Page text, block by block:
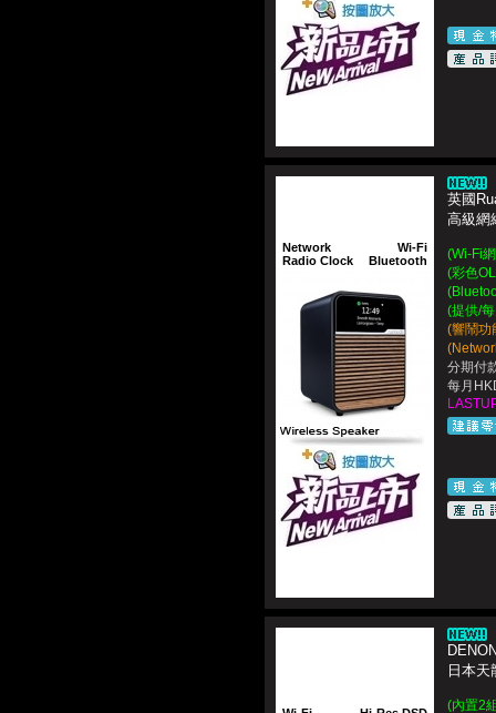
Network
Radio Clock
Wi-Fi
Bluetooth
英國
高級網
(Wi-Fi
(彩色
(提供/
(響鬧功
分期付
每月
日本
(內置2